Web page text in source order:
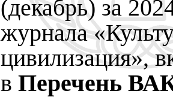
(декабрь) за
журнала
цивилизация»,
в Перечень